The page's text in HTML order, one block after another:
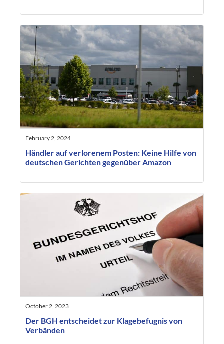
February 2, 2024
Händler auf verlorenem Posten: Keine Hilfe von
deutschen Gerichten gegenüber Amazon
October 2, 2023
Der BGH entscheidet zur Klagebefugnis von
Verbänden